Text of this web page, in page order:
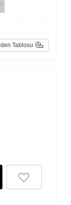
Tablosu